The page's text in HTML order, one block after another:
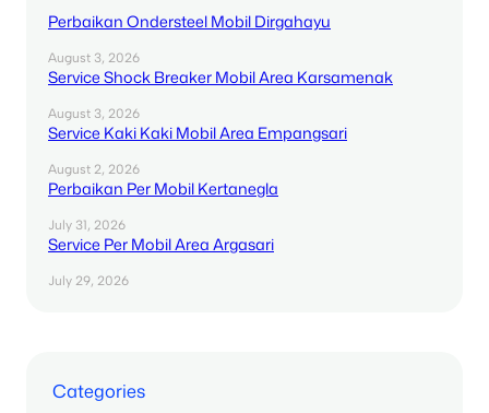
Perbaikan Ondersteel Mobil Dirgahayu
August 3, 2026
Service Shock Breaker Mobil Area Karsamenak
August 3, 2026
Service Kaki Kaki Mobil Area Empangsari
August 2, 2026
Perbaikan Per Mobil Kertanegla
July 31, 2026
Service Per Mobil Area Argasari
July 29, 2026
Categories